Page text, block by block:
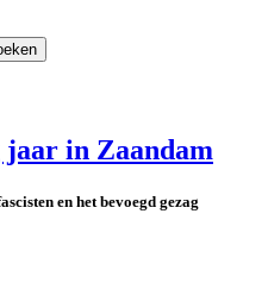
jaar in Zaandam
en het bevoegd gezag